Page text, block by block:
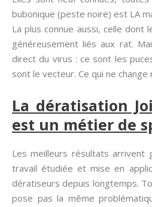
bubonique (peste noire) est LA
La plus connue aussi, celle dont
généreusement liés aux rat.
direct du virus : ce sont les
sont le vecteur. Ce qui ne change
La dératisation
est un métier de
Les meilleurs résultats arrivent
travail étudiée et mise en
dératiseurs depuis longtemps.
pose pas la même